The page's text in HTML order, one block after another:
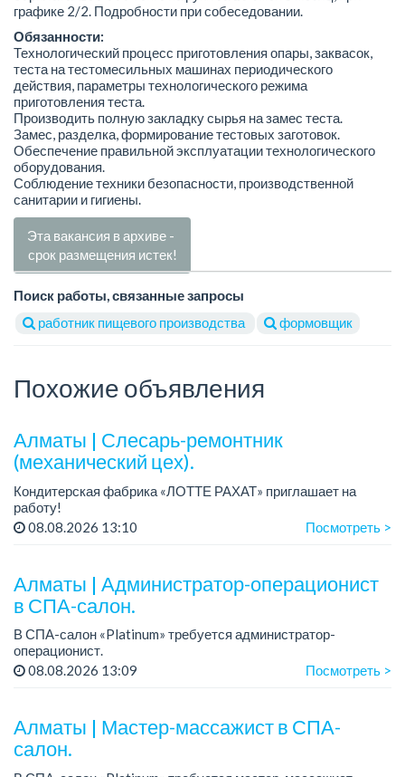
графике 2/2. Подробности при собеседовании.
Обязанности:
Технологический процесс приготовления опары, заквасок,
теста на тестомесильных машинах периодического
действия, параметры технологического режима
приготовления теста.
Производить полную закладку сырья на замес теста.
Замес, разделка, формирование тестовых заготовок.
Обеспечение правильной эксплуатации технологического
оборудования.
Соблюдение техники безопасности, производственной
санитарии и гигиены.
Эта вакансия в архиве -
срок размещения истек!
Поиск работы, связанные запросы
работник пищевого производства
формовщик
Похожие объявления
Алматы | Слесарь-ремонтник
(механический цех).
Кондитерская фабрика «ЛОТТЕ РАХАТ» приглашает на
работу!
График работы: сменный.
08.08.2026 13:10 Посмотреть >
Алматы | Администратор-операционист
в СПА-салон.
В СПА-салон «Platinum» требуется администратор-
операционист.
Зарплата: 15000 тенге смена.
08.08.2026 13:09 Посмотреть >
Алматы | Мастер-массажист в СПА-
салон.